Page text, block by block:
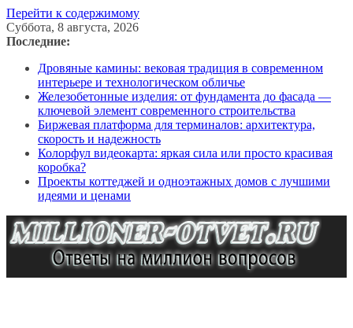
Перейти к содержимому
Суббота, 8 августа, 2026
Последние:
Дровяные камины: вековая традиция в современном
интерьере и технологическом обличье
Железобетонные изделия: от фундамента до фасада —
ключевой элемент современного строительства
Биржевая платформа для терминалов: архитектура,
скорость и надежность
Колорфул видеокарта: яркая сила или просто красивая
коробка?
Проекты коттеджей и одноэтажных домов с лучшими
идеями и ценами